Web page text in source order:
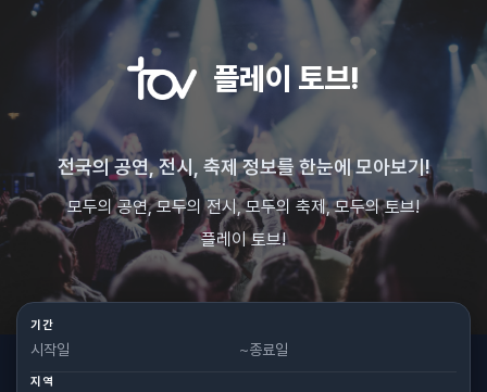
플레이 토브!
전국의 공연, 전시, 축제 정보를 한눈에 모아보기!
모두의 공연, 모두의 전시, 모두의 축제, 모두의 토브!
플레이 토브!
기간
~
지역